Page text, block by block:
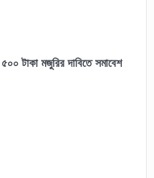
টাকা মজুরির দাবিতে সমাবেশ